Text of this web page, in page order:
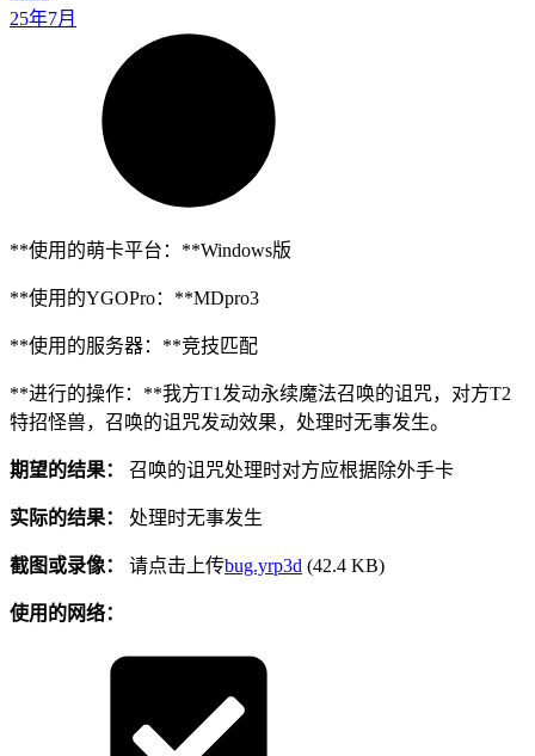
25年7月
**使用的萌卡平台：**Windows版
**使用的YGOPro：**MDpro3
**使用的服务器：**竞技匹配
**进行的操作：**我方T1发动永续魔法召唤的诅咒，对方T2
特招怪兽，召唤的诅咒发动效果，处理时无事发生。
期望的结果： 召唤的诅咒处理时对方应根据除外手卡
实际的结果： 处理时无事发生
截图或录像： 请点击上传bug.yrp3d (42.4 KB)
使用的网络：